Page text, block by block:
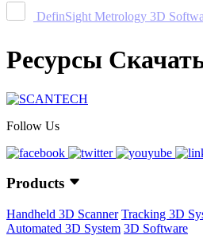
DefinSight Metrology 3D
Ресурсы
Follow Us
Products
Handheld 3D Scanner Tracking 3D
Automated 3D System 3D Software